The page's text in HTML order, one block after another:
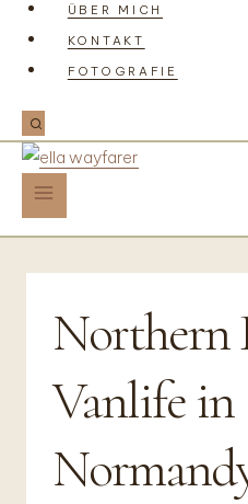
ÜBER MICH
KONTAKT
FOTOGRAFIE
Northern
Vanlife in